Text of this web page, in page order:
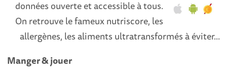
données ouverte et accessible à tous.
On retrouve le fameux nutriscore, les
allergènes, les aliments ultratransformés à éviter...
Manger & jouer